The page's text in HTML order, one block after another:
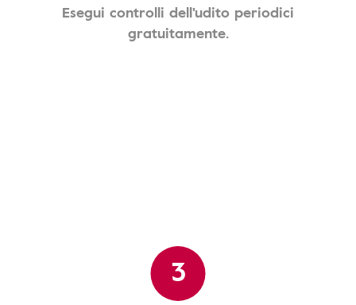
Esegui controlli dell'udito periodici
gratuitamente.
3